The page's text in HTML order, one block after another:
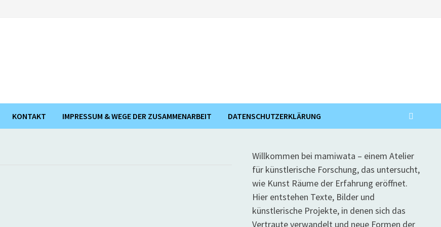
KONTAKT IMPRESSUM & WEGE DER ZUSAMMENARBEIT DATENSCHUTZERKLÄRUNG
Willkommen bei mamiwata – einem Atelier
für künstlerische Forschung, das untersucht,
wie Kunst Räume der Erfahrung eröffnet.
Hier entstehen Texte, Bilder und
künstlerische Projekte, in denen sich das
Vertraute verwandelt und neue Formen der